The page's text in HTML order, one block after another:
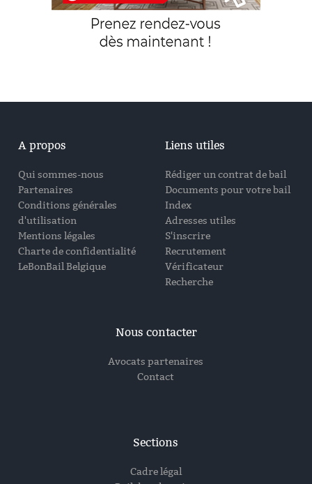
A propos
Qui sommes-nous
Partenaires
Conditions générales
d'utilisation
Mentions légales
Charte de confidentialité
LeBonBail Belgique
Liens utiles
Rédiger un contrat de bail
Documents pour votre bail
Index
Adresses utiles
S'inscrire
Recrutement
Vérificateur
Recherche
Nous contacter
Avocats partenaires
Contact
Sections
Cadre légal